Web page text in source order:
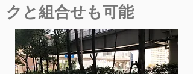
クと組合せも可能